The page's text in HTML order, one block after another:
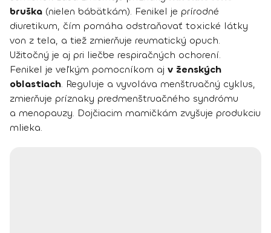
bruška (nielen bábätkám). Fenikel je prírodné
diuretikum, čím pomáha odstraňovať toxické látky
von z tela, a tiež zmierňuje reumatický opuch.
Užitočný je aj pri liečbe respiračných ochorení.
Fenikel je veľkým pomocníkom aj v ženských
oblastiach. Reguluje a vyvoláva menštruačný cyklus,
zmierňuje príznaky predmenštruačného syndrómu
a menopauzy. Dojčiacim mamičkám zvyšuje produkciu
mlieka.